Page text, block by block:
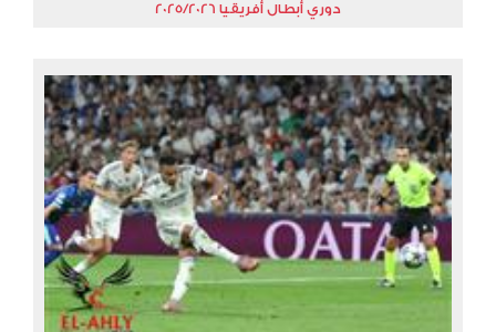
دوري أبطال أفريقيا 2025/2026